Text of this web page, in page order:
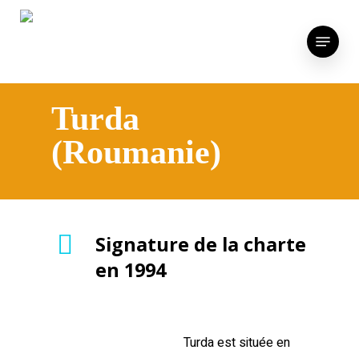
Skip
Menu
Turda
(Roumanie)
Signature de la charte
en 1994
Turda est située en